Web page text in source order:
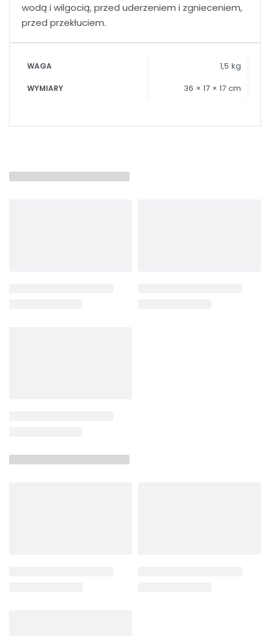
wodą i wilgocią, przed uderzeniem i zgnieceniem,
przed przekłuciem.
WAGA 1,5 kg
WYMIARY 36 × 17 × 17 cm